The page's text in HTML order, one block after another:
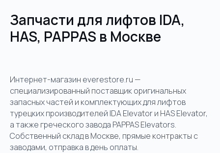
Запчасти для лифтов IDA,
HAS, PAPPAS в Москве
Интернет-магазин everestore.ru —
специализированный поставщик оригинальных
запасных частей и комплектующих для лифтов
турецких производителей IDA Elevator и HAS Elevator,
а также греческого завода PAPPAS Elevators.
Собственный склад в Москве, прямые контракты с
заводами, отправка в день оплаты.